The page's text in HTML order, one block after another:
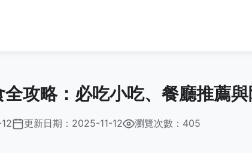
攻略：必吃小吃、餐廳推薦
更新日期： 2025-11-12 瀏覽次數：405